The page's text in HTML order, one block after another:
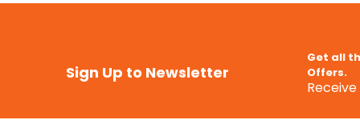
Sign Up to Newsletter
Get all
Offers.